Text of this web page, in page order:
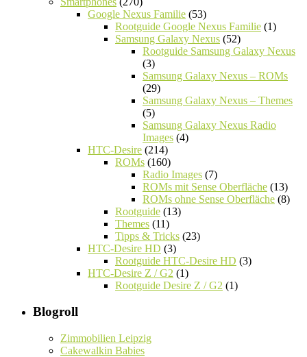
Google Nexus Familie (53)
Rootguide Google Nexus Familie (1)
Samsung Galaxy Nexus (52)
Rootguide Samsung Galaxy Nexus
(3)
Samsung Galaxy Nexus – ROMs
(29)
Samsung Galaxy Nexus – Themes
(5)
Samsung Galaxy Nexus Radio
Images (4)
HTC-Desire (214)
ROMs (160)
Radio Images (7)
ROMs mit Sense Oberfläche (13)
ROMs ohne Sense Oberfläche (8)
Rootguide (13)
Themes (11)
Tipps & Tricks (23)
HTC-Desire HD (3)
Rootguide HTC-Desire HD (3)
HTC-Desire Z / G2 (1)
Rootguide Desire Z / G2 (1)
Blogroll
Zimmobilien Leipzig
Cakewalkin Babies